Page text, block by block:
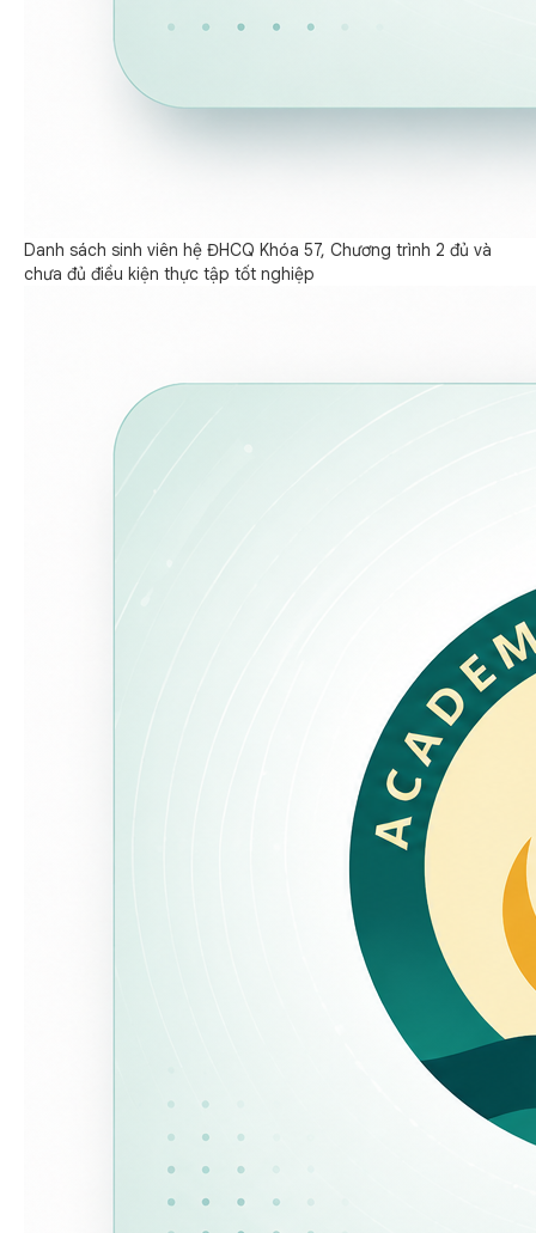
Danh sách sinh viên hệ ĐHCQ Khóa 57, Chương trình 2 đủ và
chưa đủ điều kiện thực tập tốt nghiệp